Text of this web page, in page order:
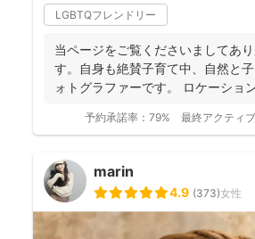
LGBTQフレンドリー
当ページをご覧くださいましてあ
す。自身も絶賛子育て中、自然と
ォトグラファーです。 ロケーショ
予約承諾率： 79% 最終アクティブ
marin
4.9 (373)女性